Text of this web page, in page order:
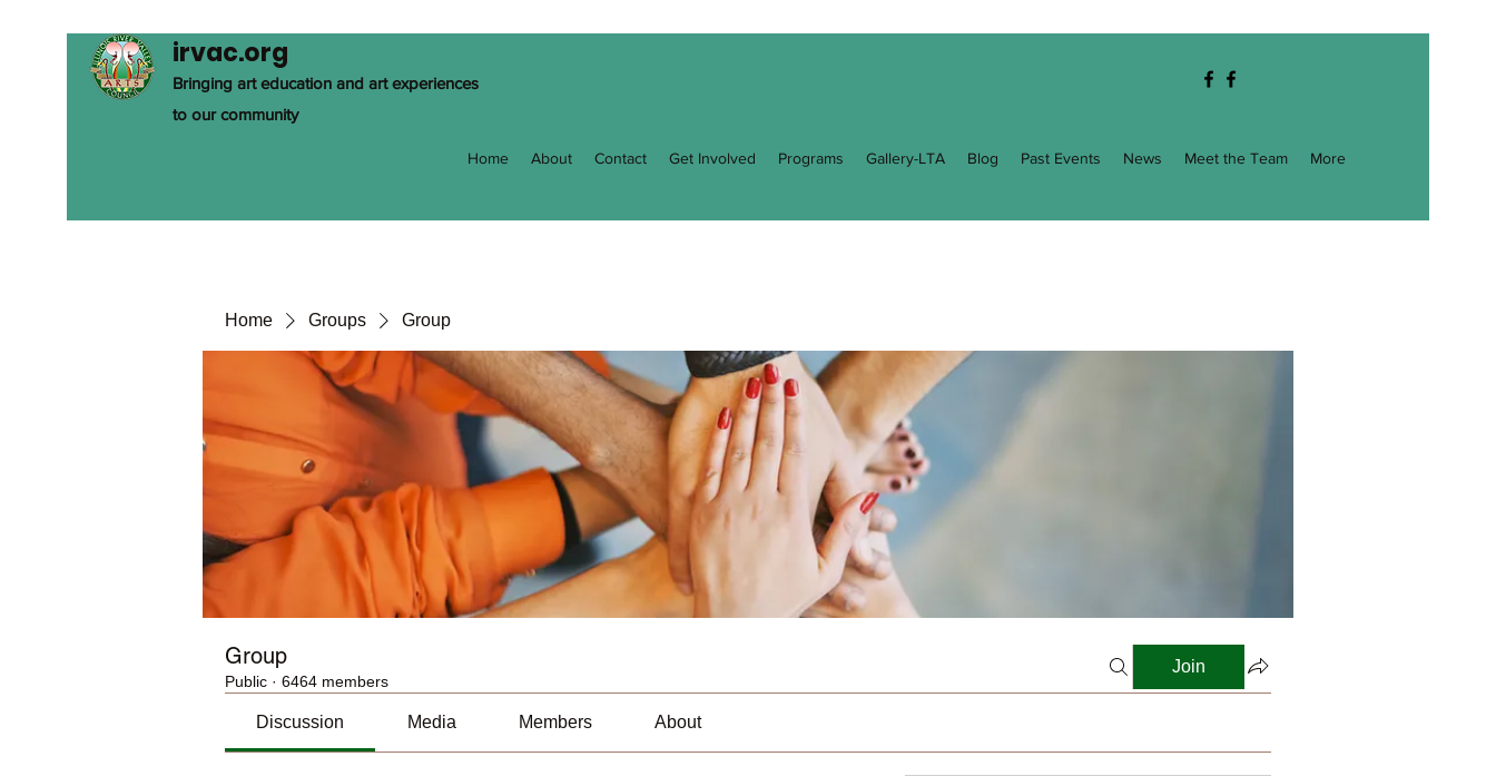
irvac.org
Bringing art education and art experiences
to our community
Home About Contact Get Involved Programs Gallery-LTA Blog Past Events News Meet the Team More
Home Groups Group
Group
Public · 6464 members
Join
Discussion Media Members About